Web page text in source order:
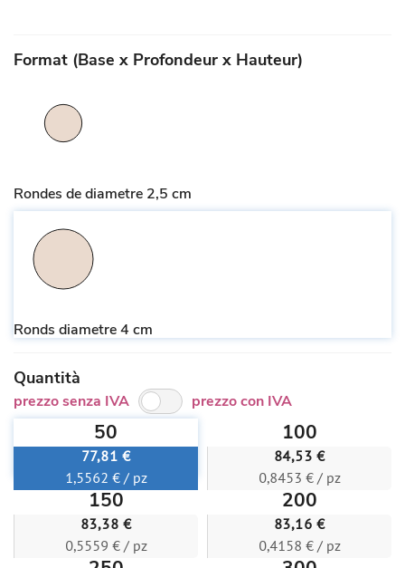
Format (Base x Profondeur x Hauteur)
Rondes de diametre 2,5 cm
Ronds diametre 4 cm
Quantità
prezzo senza IVA prezzo con IVA
50
77,81 €
1,5562 € / pz
100
84,53 €
0,8453 € / pz
150
83,38 €
0,5559 € / pz
200
83,16 €
0,4158 € / pz